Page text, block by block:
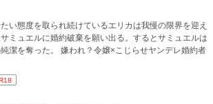
い態度を取られ続けているエリカは我慢の限界を迎え
ミュエルに婚約破棄を願い出る。するとサミュエルは
嬢×こじらせヤンデレ婚約者